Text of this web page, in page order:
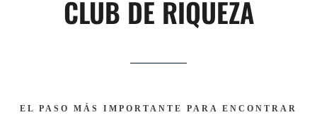
CLUB DE RIQUEZA
EL PASO MÁS IMPORTANTE PARA ENCONTRAR